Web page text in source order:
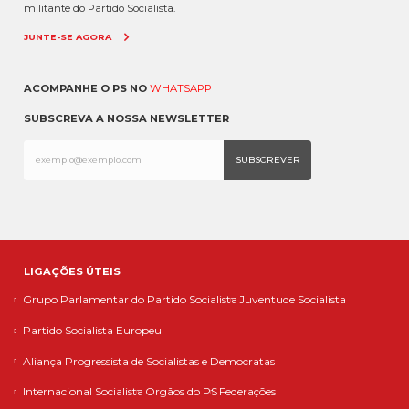
militante do Partido Socialista.
JUNTE-SE AGORA
ACOMPANHE O PS NO WHATSAPP
SUBSCREVA A NOSSA NEWSLETTER
LIGAÇÕES ÚTEIS
Grupo Parlamentar do Partido Socialista Juventude Socialista
Partido Socialista Europeu
Aliança Progressista de Socialistas e Democratas
Internacional Socialista Orgãos do PS Federações